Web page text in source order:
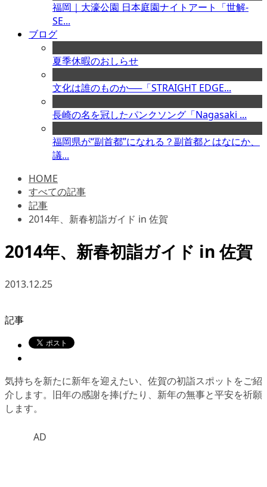
福岡｜大濠公園 日本庭園ナイトアート「世解-
SE...
ブログ
夏季休暇のおしらせ
文化は誰のものか──「STRAIGHT EDGE...
長崎の名を冠したパンクソング「Nagasaki ...
福岡県が“副首都”になれる？副首都とはなにか、
議...
HOME
すべての記事
記事
2014年、新春初詣ガイド in 佐賀
2014年、新春初詣ガイド in 佐賀
2013.12.25
記事
気持ちを新たに新年を迎えたい、佐賀の初詣スポットをご紹
介します。旧年の感謝を捧げたり、新年の無事と平安を祈願
します。
AD